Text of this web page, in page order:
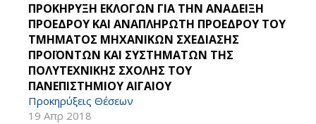
ΠΡΟΚΗΡΥΞΗ ΕΚΛΟΓΩΝ ΓΙΑ ΤΗΝ ΑΝΑΔΕΙΞΗ
ΠΡΟΕΔΡΟΥ ΚΑΙ ΑΝΑΠΛΗΡΩΤΗ ΠΡΟΕΔΡΟΥ ΤΟΥ
ΤΜΗΜΑΤΟΣ ΜΗΧΑΝΙΚΩΝ ΣΧΕΔΙΑΣΗΣ
ΠΡΟΪΟΝΤΩΝ ΚΑΙ ΣΥΣΤΗΜΑΤΩΝ ΤΗΣ
ΠΟΛΥΤΕΧΝΙΚΗΣ ΣΧΟΛΗΣ ΤΟΥ
ΠΑΝΕΠΙΣΤΗΜΙΟΥ ΑΙΓΑΙΟΥ
Προκηρύξεις Θέσεων
19 Απρ 2018